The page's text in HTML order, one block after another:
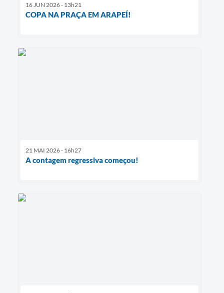
16 JUN 2026 - 13h21
COPA NA PRAÇA EM ARAPEÍ!
21 MAI 2026 - 16h27
A contagem regressiva começou!